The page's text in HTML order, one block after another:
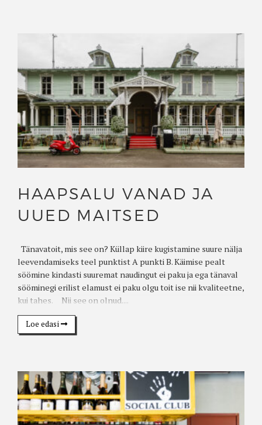
HAAPSALU VANAD JA
UUED MAITSED
Tänavatoit, mis see on? Küllap kiire kugistamine suure nälja
leevendamiseks teel punktist A punkti B. Käimise pealt
söömine kindasti suuremat naudingut ei paku ja ega tänaval
sööminegi erilist elamust ei paku olgu toit ise nii kvaliteetne,
kui tahes. Nii see on olnud....
Loe edasi